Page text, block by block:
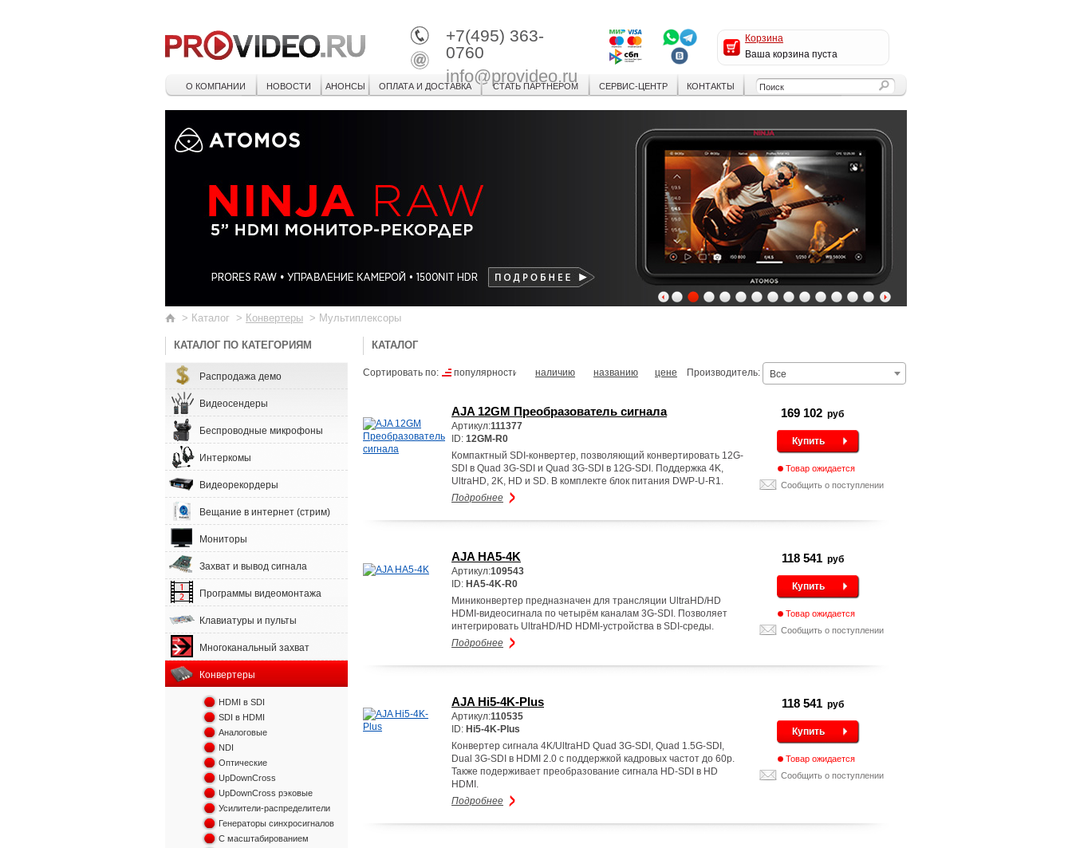
+7(495) 363-
0760
info@provideo.ru
Корзина
Ваша корзина пуста
О КОМПАНИИ НОВОСТИ АНОНСЫ ОПЛАТА И ДОСТАВКА СТАТЬ ПАРТНЕРОМ СЕРВИС-ЦЕНТР КОНТАКТЫ
1 2 3 4 5 6 7 8 9 10111213
> Каталог > Конвертеры > Мультиплексоры
КАТАЛОГ ПО КАТЕГОРИЯМ
Распродажа демо
Видеосендеры
Беспроводные микрофоны
Интеркомы
Видеорекордеры
Вещание в интернет (стрим)
Мониторы
Захват и вывод сигнала
Программы видеомонтажа
Клавиатуры и пульты
Многоканальный захват
Конвертеры
HDMI в SDI
SDI в HDMI
Аналоговые
NDI
Оптические
UpDownCross
UpDownCross рэковые
Усилители-распределители
Генераторы синхросигналов
С масштабированием
КАТАЛОГ
Сортировать по: популярности наличию названию цене Производитель: Все
AJA 12GM Преобразователь сигнала
Артикул:111377
ID: 12GM-R0
Компактный SDI-конвертер, позволяющий конвертировать 12G-
SDI в Quad 3G-SDI и Quad 3G-SDI в 12G-SDI. Поддержка 4K,
UltraHD, 2K, HD и SD. В комплекте блок питания DWP-U-R1.
Подробнее
169 102 руб
Купить
Товар ожидается
Сообщить о поступлении
AJA HA5-4K
Артикул:109543
ID: HA5-4K-R0
Миниконвертер предназначен для трансляции UltraHD/HD
HDMI-видеосигнала по четырём каналам 3G-SDI. Позволяет
интегрировать UltraHD/HD HDMI-устройства в SDI-среды.
Подробнее
118 541 руб
Купить
Товар ожидается
Сообщить о поступлении
AJA Hi5-4K-Plus
Артикул:110535
ID: Hi5-4K-Plus
Конвертер сигнала 4K/UltraHD Quad 3G-SDI, Quad 1.5G-SDI,
Dual 3G-SDI в HDMI 2.0 с поддержкой кадровых частот до 60p.
Также подерживает преобразование сигнала HD-SDI в HD
HDMI.
Подробнее
118 541 руб
Купить
Товар ожидается
Сообщить о поступлении